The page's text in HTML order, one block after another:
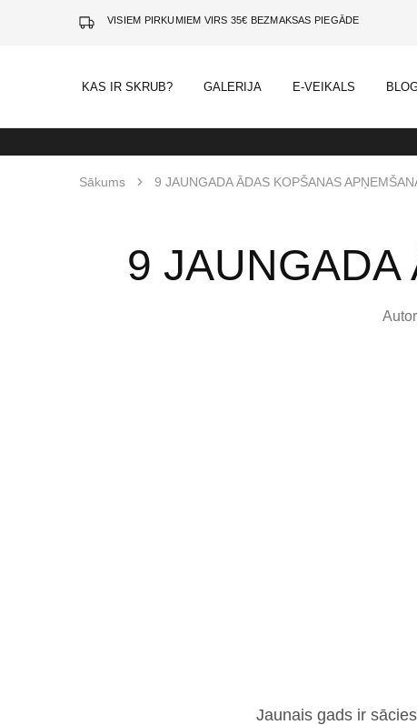
VISIEM PIRKUMIEM VIRS 35€ BEZMAKSAS PIEGĀDE
KAS IR SKRUB? GALERIJA E-VEIKALS
Sākums 9 JAUNGADA ĀDAS KOPŠANAS
9 JAUNGADA
Jaunais gads ir